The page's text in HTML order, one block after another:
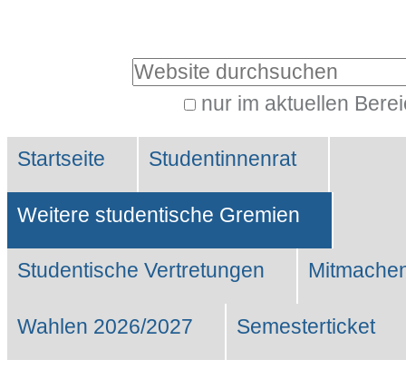
Website durchsuchen
nur im aktuellen
Suche…
Sektionen
Startseite Studentinnenrat
Weitere studentische Gremien
Studentische Vertretungen
Wahlen 2026/2027 Semesterticket